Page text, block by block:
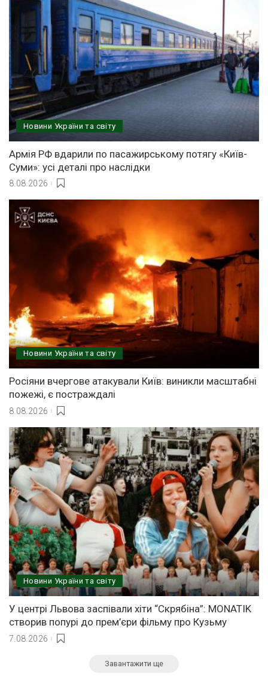
Новини України та світу
Армія РФ вдарили по пасажирському потягу «Київ-
Суми»: усі деталі про наслідки
8.08.2026
Новини України та світу
Росіяни вчергове атакували Київ: виникли масштабні
пожежі, є постраждалі
8.08.2026
Новини України та світу
У центрі Львова заспівали хіти “Скрябіна”: MONATIK
створив попурі до прем’єри фільму про Кузьму
7.08.2026
Завантажити ще